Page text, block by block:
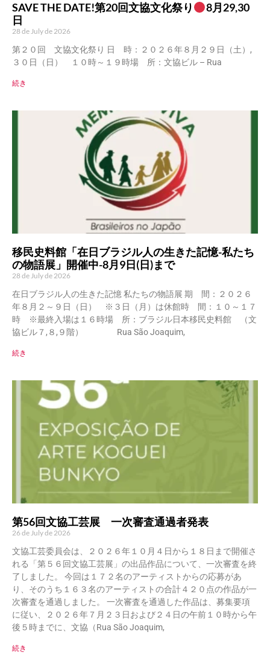
SAVE THE DATE!第20回文協文化祭り
8月29,30
日
28 de July de 2026
第２０回 文協文化祭り 日 時：２０２６年８月２９日（土）,
３０日（日） １０時～１９時場 所：文協ビル – Rua
続き
移民史料館「在日ブラジル人の生きた記憶-私たち
の物語展」開催中-8月9日(日)まで
28 de July de 2026
在日ブラジル人の生きた記憶 私たちの物語展 期 間：２０２６
年８月２～９日（日） ※３日（月）は休館時 間：１０～１７
時 ※最終入場は１６時場 所：ブラジル日本移民史料館 （文
協ビル７,８,９階） Rua São Joaquim,
続き
第56回文協工芸展 一次審査通過者発表
26 de July de 2026
文協工芸委員会は、２０２６年１０月４日から１８日まで開催さ
れる「第５６回文協工芸展」の出品作品について、一次審査を終
了しました。 今回は１７２名のアーティストからの応募があ
り、そのうち１６３名のアーティストの合計４２０点の作品が一
次審査を通過しました。 一次審査を通過した作品は、募集要項
に従い、２０２６年７月２３日および２４日の午前１０時から午
後５時までに、文協（Rua São Joaquim,
続き